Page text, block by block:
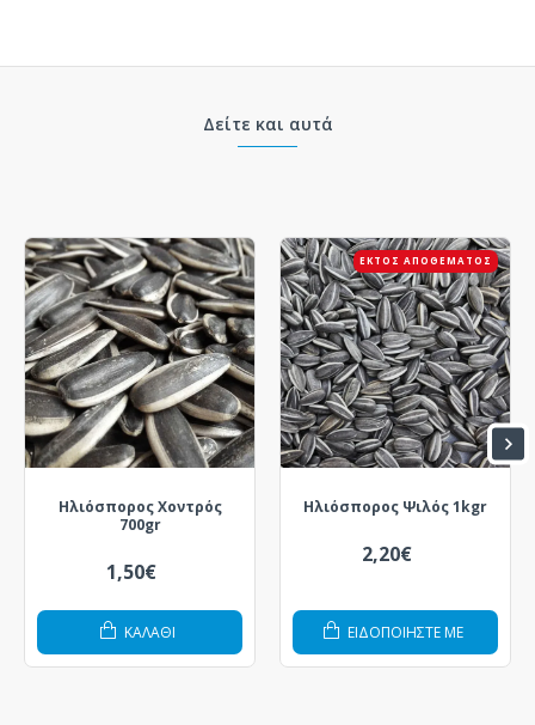
Δείτε και αυτά
Ηλιόσπορος Χοντρός
700gr
1,50€
ΚΑΛΆΘΙ
ΕΚΤΌΣ ΑΠΟΘΈΜΑΤΟΣ
Ηλιόσπορος Ψιλός 1kgr
2,20€
ΕΙΔΟΠΟΙΗΣΤΕ ΜΕ